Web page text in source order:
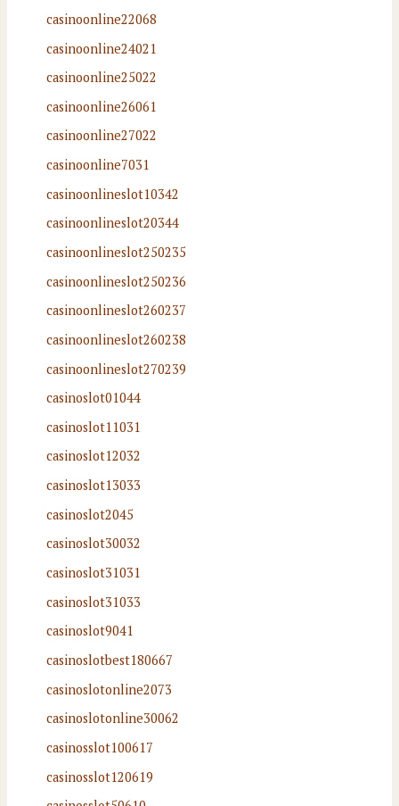
casinoonline22068
casinoonline24021
casinoonline25022
casinoonline26061
casinoonline27022
casinoonline7031
casinoonlineslot10342
casinoonlineslot20344
casinoonlineslot250235
casinoonlineslot250236
casinoonlineslot260237
casinoonlineslot260238
casinoonlineslot270239
casinoslot01044
casinoslot11031
casinoslot12032
casinoslot13033
casinoslot2045
casinoslot30032
casinoslot31031
casinoslot31033
casinoslot9041
casinoslotbest180667
casinoslotonline2073
casinoslotonline30062
casinosslot100617
casinosslot120619